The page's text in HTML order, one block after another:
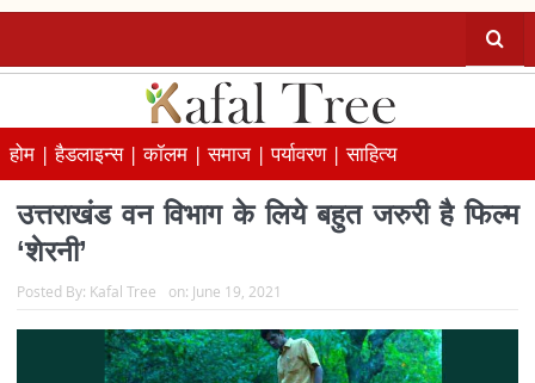
होम |हैडलाइन्स |कॉलम |समाज |पर्यावरण |साहित्य
उत्तराखंड वन विभाग के लिये बहुत जरुरी है फिल्म
‘शेरनी’
Posted By: Kafal Tree on: June 19, 2021